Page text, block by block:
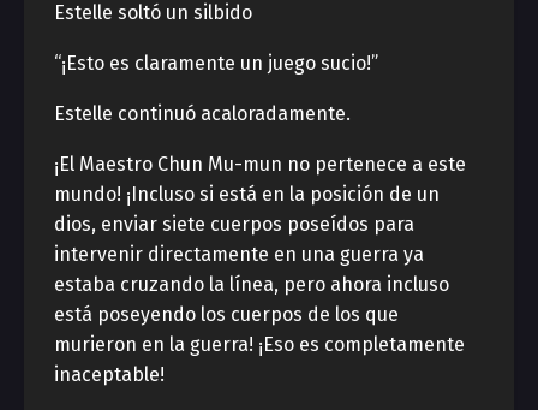
Estelle soltó un silbido
“¡Esto es claramente un juego sucio!”
Estelle continuó acaloradamente.
¡El Maestro Chun Mu-mun no pertenece a este
mundo! ¡Incluso si está en la posición de un
dios, enviar siete cuerpos poseídos para
intervenir directamente en una guerra ya
estaba cruzando la línea, pero ahora incluso
está poseyendo los cuerpos de los que
murieron en la guerra! ¡Eso es completamente
inaceptable!